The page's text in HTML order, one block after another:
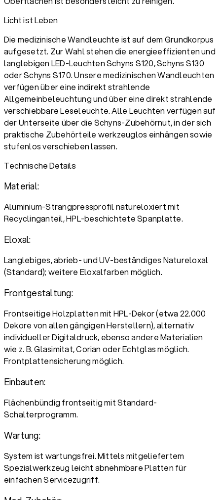
Licht ist Leben
Die medizinische Wandleuchte ist auf dem Grundkorpus
aufgesetzt. Zur Wahl stehen die energieeffizienten und
langlebigen LED-Leuchten Schyns S120, Schyns S130
oder Schyns S170. Unsere medizinischen Wandleuchten
verfügen über eine indirekt strahlende
Allgemeinbeleuchtung und über eine direkt strahlende
verschiebbare Leseleuchte. Alle Leuchten verfügen auf
der Unterseite über die Schyns-Zubehörnut, in der sich
praktische Zubehörteile werkzeuglos einhängen sowie
stufenlos verschieben lassen.
Technische Details
Material:
Aluminium-Strangpressprofil natureloxiert mit
Recyclinganteil, HPL-beschichtete Spanplatte.
Eloxal:
Langlebiges, abrieb- und UV-beständiges Natureloxal
(Standard); weitere Eloxalfarben möglich.
Frontgestaltung:
Frontseitige Holzplatten mit HPL-Dekor (etwa 22.000
Dekore von allen gängigen Herstellern), alternativ
individueller Digitaldruck, ebenso andere Materialien
wie z. B. Glasimitat, Corian oder Echtglas möglich.
Frontplattensicherung möglich.
Einbauten:
Flächenbündig frontseitig mit Standard-
Schalterprogramm.
Wartung:
System ist wartungsfrei. Mittels mitgeliefertem
Spezialwerkzeug leicht abnehmbare Platten für
einfachen Servicezugriff.